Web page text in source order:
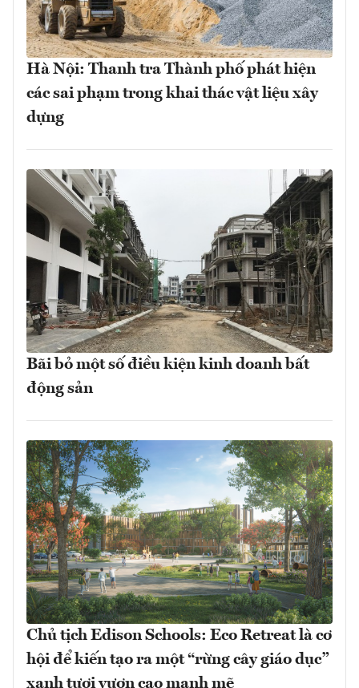
Hà Nội: Thanh tra Thành phố phát hiện
các sai phạm trong khai thác vật liệu xây
dựng
Bãi bỏ một số điều kiện kinh doanh bất
động sản
Chủ tịch Edison Schools: Eco Retreat là cơ
hội để kiến tạo ra một “rừng cây giáo dục”
xanh tươi vươn cao mạnh mẽ